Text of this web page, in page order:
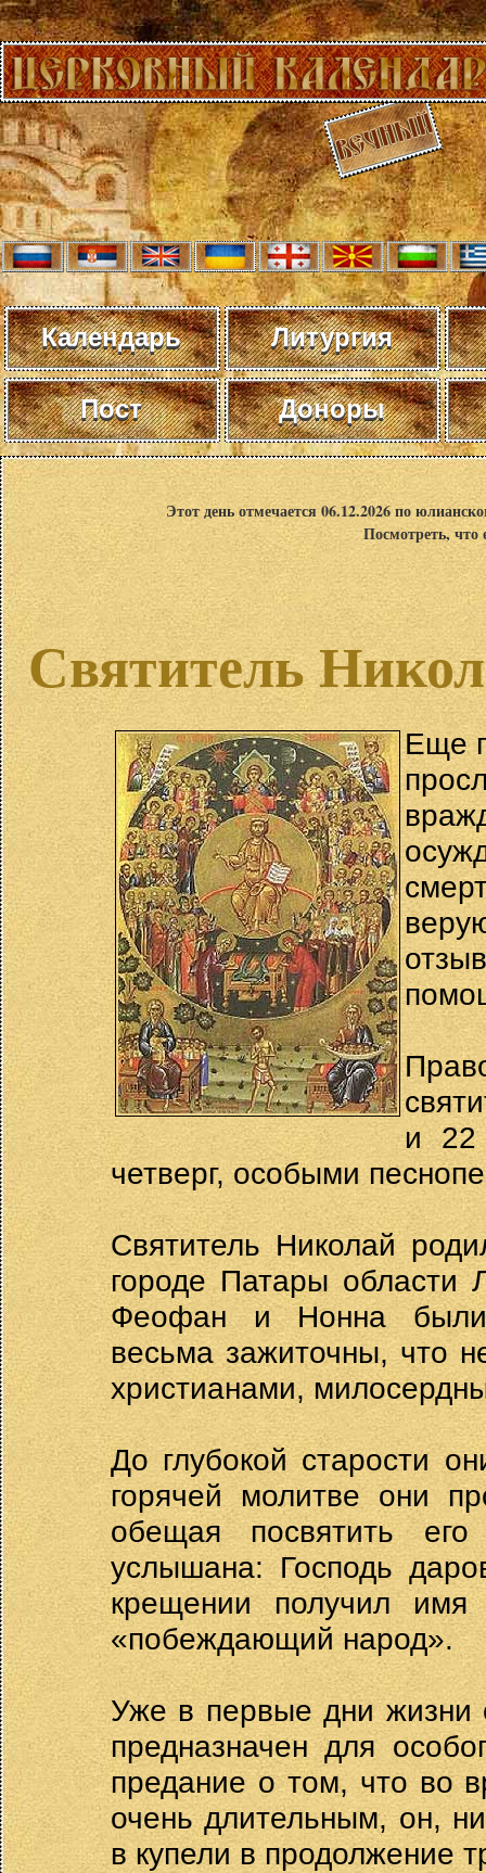
Календарь Литургия
Пост Доноры
Этот день отмечается 06.12.2026 по
Посмотреть,
Святитель
Еще
и 22
четверг, особыми
Святитель Николай
городе Патары области
Феофан и Нонна были
весьма зажиточны, что
христианами,
До глубокой старости
горячей молитве они
обещая посвятить
услышана: Господь
крещении получил имя
«побеждающий народ».
Уже в первые дни жизни
предназначен для
предание о том, что во
очень длительным, он,
в купели в продолжение